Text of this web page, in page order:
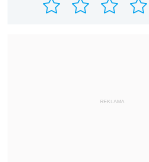
REKLAMA